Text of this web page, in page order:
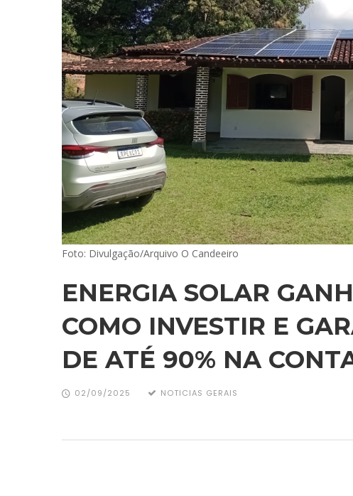
Foto: Divulgação/Arquivo O Candeeiro
ENERGIA SOLAR
COMO INVESTIR E
DE ATÉ 90% NA
02/09/2025 NOTICIAS GERAIS